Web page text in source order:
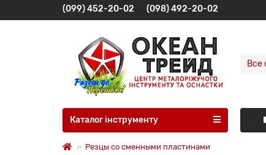
(099) 452-20-02 (098) 492-20-02
Все
Каталог інструменту
Резцы со сменными пластинами